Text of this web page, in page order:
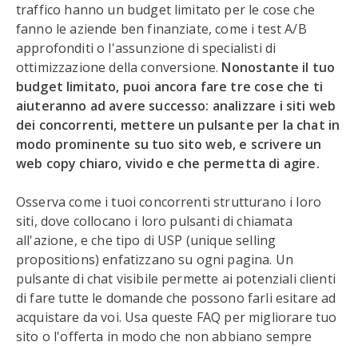
traffico hanno un budget limitato per le cose che
fanno le aziende ben finanziate, come i test A/B
approfonditi o l'assunzione di specialisti di
ottimizzazione della conversione. Nonostante il tuo
budget limitato, puoi ancora fare tre cose che ti
aiuteranno ad avere successo: analizzare i siti web
dei concorrenti, mettere un pulsante per la chat in
modo prominente su tuo sito web, e scrivere un
web copy chiaro, vivido e che permetta di agire.
Osserva come i tuoi concorrenti strutturano i loro
siti, dove collocano i loro pulsanti di chiamata
all'azione, e che tipo di USP (unique selling
propositions) enfatizzano su ogni pagina. Un
pulsante di chat visibile permette ai potenziali clienti
di fare tutte le domande che possono farli esitare ad
acquistare da voi. Usa queste FAQ per migliorare tuo
sito o l'offerta in modo che non abbiano sempre